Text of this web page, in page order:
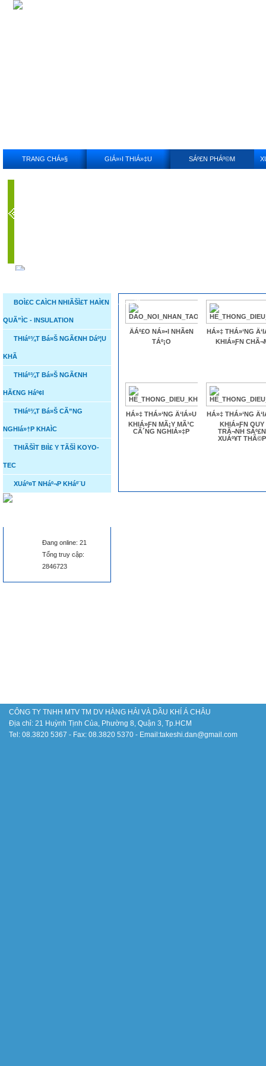
TRANG CHÁ»§ GIÁ»›I THIÁ»‡U SÁº£N PHÁº©M
NON-METALLIC MAG-
DRIVE CENTRIFUGAL
PUMPS
Cá»­a cho ngÃ nh hÃ ng
BLANKET KOYO-081)
Há»‡ thá»‘ng Ä‘iá»u khiá»ƒn
lÃ² nung
BOÌ£C CAÌCH NHIÃŠÌ£T HAÌ€N
QUÃ”ÌC - INSULATION
THIáº¾T Bá»Š NGÃ€NH Dáº¦U
KHÃ
THIáº¾T Bá»Š NGÃ€NH
HÃ€NG Háº¢I
THIáº¾T Bá»Š CÃ”NG
NGHIá»†P KHAÌC
THIÃŠÌT BIÌ£ Y TÃŠÌ KOYO-
TEC
XUáº¤T NHáº¬P KHáº¨U
Đang online: 21
Tổng truy cập:
2846723
Ä‘á»™ng
ÄÁº£O NÁ»•I NHÃ¢N
TÁº¡O
HÁ»‡ THÁ»‘NG
KHIÁ»ƑN
HÁ»‡ THÁ»‘NG Ä‘IÁ»U
KHIÁ»ƑN MÃ¡Y MÃ³C
CÃ´NG NGHIÁ»‡P
HÁ»‡ THÁ»‘NG
KHIÁ»ƑN QUY
TRÃ¬NH SÁº£N
XUÁº¥T THÃ©P
CÔNG TY TNHH MTV TM DV HÀNG HẢI VÀ DẦU KHÍ Á CHÂU
Địa chỉ: 21 Huỳnh Tịnh Của, Phường 8, Quận 3, Tp.HCM
Tel: 08.3820 5367 - Fax: 08.3820 5370 - Email:takeshi.dan@gmail.com